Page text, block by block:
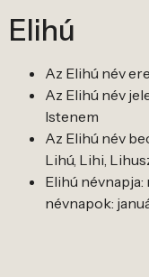
Elihú
Az Elihú név
Az Elihú név
Istenem
Az Elihú név
Lihú, Lihi,
Elihú
névnapok: